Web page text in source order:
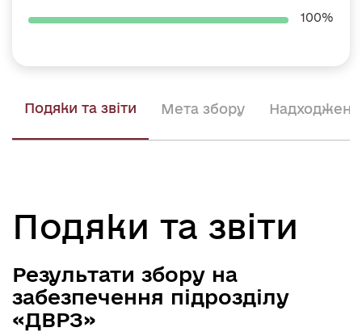
100%
Подяки та звіти Мета збору
Подяки та звіти
Результати збору на
забезпечення підрозділу
«ДВРЗ»